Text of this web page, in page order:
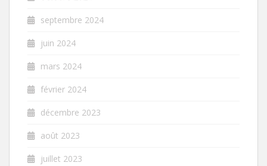
septembre 2024
juin 2024
mars 2024
février 2024
décembre 2023
août 2023
juillet 2023